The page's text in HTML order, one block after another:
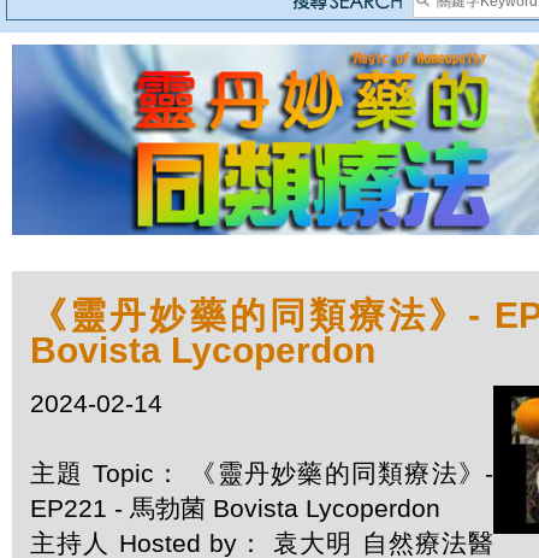
《靈丹妙藥的同類療法》-
Bovista Lycoperdon
2024-02-14
主題 Topic： 《靈丹妙藥的同類療法》-
EP221 - 馬勃菌 Bovista Lycoperdon
主持人 Hosted by： 袁大明 自然療法醫